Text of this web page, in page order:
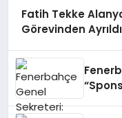
Fatih Tekke
Görevinden Ayrıldı